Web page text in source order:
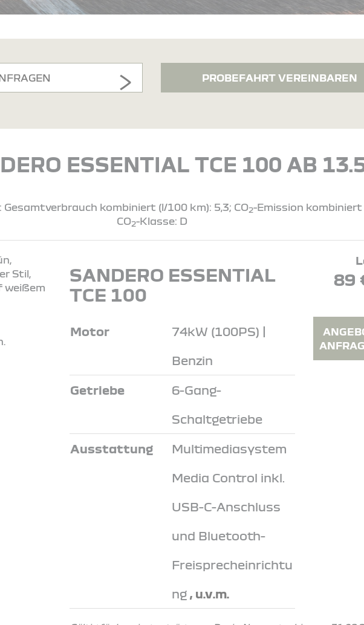
PROBEFAHRT VEREINBAREN
ESSENTIAL TCE 100 AB
Gesamtverbrauch kombiniert (l/100 km): 5,3; CO2-Emission kombiniert
CO2-Klasse: D
SANDERO ESSENTIAL
TCE 100
89
Motor 74kW (100PS) |
Benzin
Getriebe 6-Gang-
Schaltgetriebe
Ausstattung Multimediasystem
Media Control inkl.
USB-C-Anschluss
und Bluetooth-
Freisprecheinrichtu
ng , u.v.m.